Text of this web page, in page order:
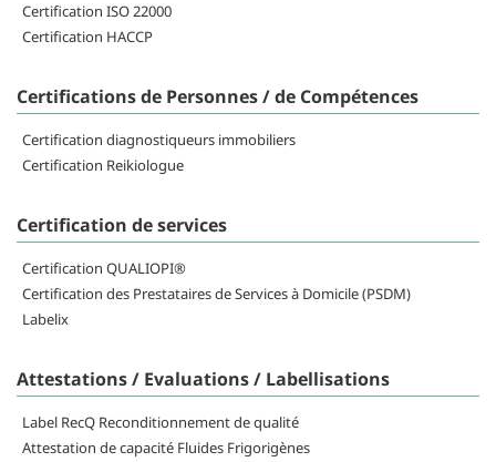
Certification ISO 22000
Certification HACCP
Certifications de Personnes / de Compétences
Certification diagnostiqueurs immobiliers
Certification Reikiologue
Certification de services
Certification QUALIOPI®
Certification des Prestataires de Services à Domicile (PSDM)
Labelix
Attestations / Evaluations / Labellisations
Label RecQ Reconditionnement de qualité
Attestation de capacité Fluides Frigorigènes